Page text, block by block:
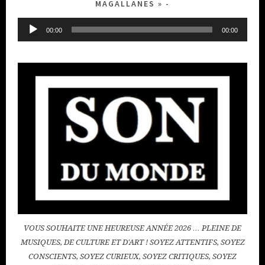
MAGALLANES »
Lecteur
00:00 00:00
VOUS SOUHAITE UNE HEUREUSE ANNÉE 2026 … PLEINE DE
MUSIQUES, DE CULTURE ET D'ART ! SOYEZ ATTENTIFS, SOYEZ
CONSCIENTS, SOYEZ CURIEUX, SOYEZ CRITIQUES, SOYEZ